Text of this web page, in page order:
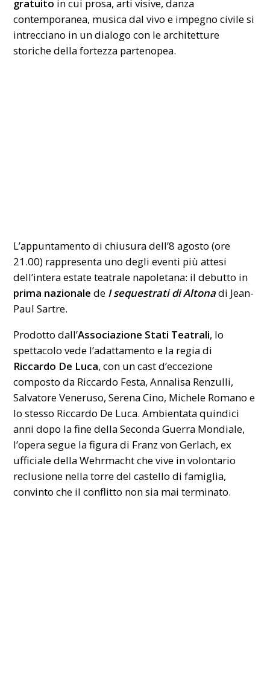
gratuito in cui prosa, arti visive, danza
contemporanea, musica dal vivo e impegno civile si
intrecciano in un dialogo con le architetture
storiche della fortezza partenopea.
L’appuntamento di chiusura dell’8 agosto (ore
21.00) rappresenta uno degli eventi più attesi
dell’intera estate teatrale napoletana: il debutto in
prima nazionale de I sequestrati di Altonadi Jean-
Paul Sartre.
Prodotto dall’Associazione Stati Teatrali, lo
spettacolo vede l’adattamento e la regia di
Riccardo De Luca, con un cast d’eccezione
composto da Riccardo Festa, Annalisa Renzulli,
Salvatore Veneruso, Serena Cino, Michele Romano e
lo stesso Riccardo De Luca. Ambientata quindici
anni dopo la fine della Seconda Guerra Mondiale,
l’opera segue la figura di Franz von Gerlach, ex
ufficiale della Wehrmacht che vive in volontario
reclusione nella torre del castello di famiglia,
convinto che il conflitto non sia mai terminato.